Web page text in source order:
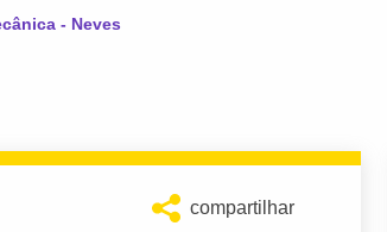
- Neves
compartilhar